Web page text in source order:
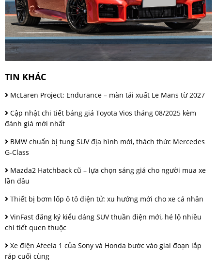
TIN KHÁC
McLaren Project: Endurance – màn tái xuất Le Mans từ 2027
Cập nhật chi tiết bảng giá Toyota Vios tháng 08/2025 kèm
đánh giá mới nhất
BMW chuẩn bị tung SUV địa hình mới, thách thức Mercedes
G-Class
Mazda2 Hatchback cũ – lựa chọn sáng giá cho người mua xe
lần đầu
Thiết bị bơm lốp ô tô điện tử: xu hướng mới cho xe cá nhân
VinFast đăng ký kiểu dáng SUV thuần điện mới, hé lộ nhiều
chi tiết quen thuộc
Xe điện Afeela 1 của Sony và Honda bước vào giai đoạn lắp
ráp cuối cùng